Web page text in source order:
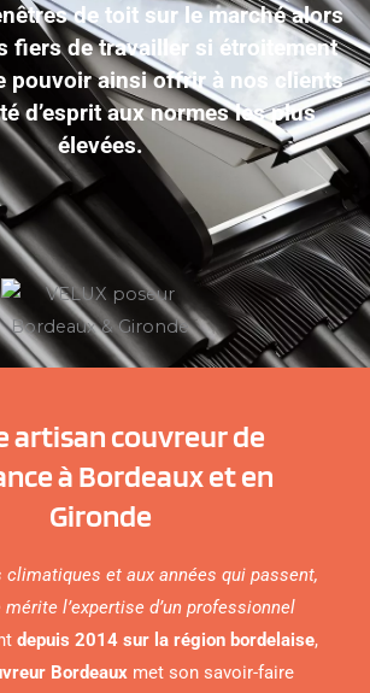
de toit sur le marché alors
fiers de travailler si étroitement
pouvoir ainsi offrir à nos clients
d’esprit aux normes les plus
élevées.
artisan couvreur de
à Bordeaux et en
Gironde
climatiques et aux années qui passent,
l’expertise d’un professionnel
depuis 2014 sur la région bordelaise,
Bordeauxmet son savoir-faire